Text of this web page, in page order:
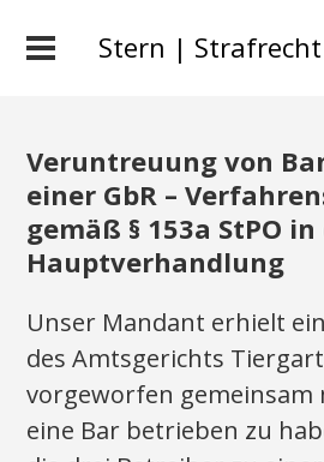
Stern | Strafrecht
Veruntreuung von
einer GbR –
gemäß § 153a StPO
Hauptverhandlung
Unser Mandant erhielt
des Amtsgerichts
vorgeworfen gemeinsam
eine Bar betrieben zu